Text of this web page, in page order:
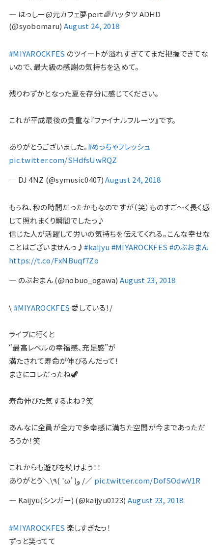
— ほっしー@元カフェ夢port🌈ハッタツ ADHD
(@syobomaru) August 24, 2018
#MIYAROCKFES のツイートが溢れすぎててまだ把握できてな
いので、最大級の感謝の気持ちを込めて。
残りわずかとなった夏を存分に感じてください。
これが平成最後の貴重な『ファイナルフルーツ』です。
ありがとうございました。#めっちゃフレッシュ
pic.twitter.com/SHdfsUwRQZ
— DJ 4NZ (@symusic0407)August 24, 2018
もぅね、秒の時間だったかもなのですが（笑）ものすご〜く長く感
じて照れまくり瞬間でしたっ♪
信じた人が活躍して労いの気持ちを伝えてくれる。こんな幸せな
ことはございませんっ♪#kaijyu #MIYAROCKFES #のぶおまん
https://t.co/FxNBuqf7Zo
— のぶおまん (@nobuo_ogawa) August 23, 2018
\ #MIYAROCKFES 愛している！/
ライブに行くと
“最高レベルの幸福感、充足感”が
満たされて寿命が伸びるんだって！
まさにコレだったね🦖
寿命伸びた気するよね？笑
あんなに全員が全力で多幸感に満ちた空間が今まであっただ
ろうか！笑
これからも遊びを続けよう！！
ありがとう＼\٩( 'ω' )و /／ pic.twitter.com/DofSOdwV1R
— Kaijyu(シンガー) (@kaijyu0123) August 23, 2018
#MIYAROCKFES 楽しすぎたっ！
ずっと笑ってて